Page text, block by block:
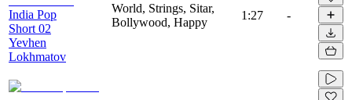
India Pop
Short 02
Yevhen
Lokhmatov
World, Strings, Sitar,
Bollywood, Happy
1:27 -